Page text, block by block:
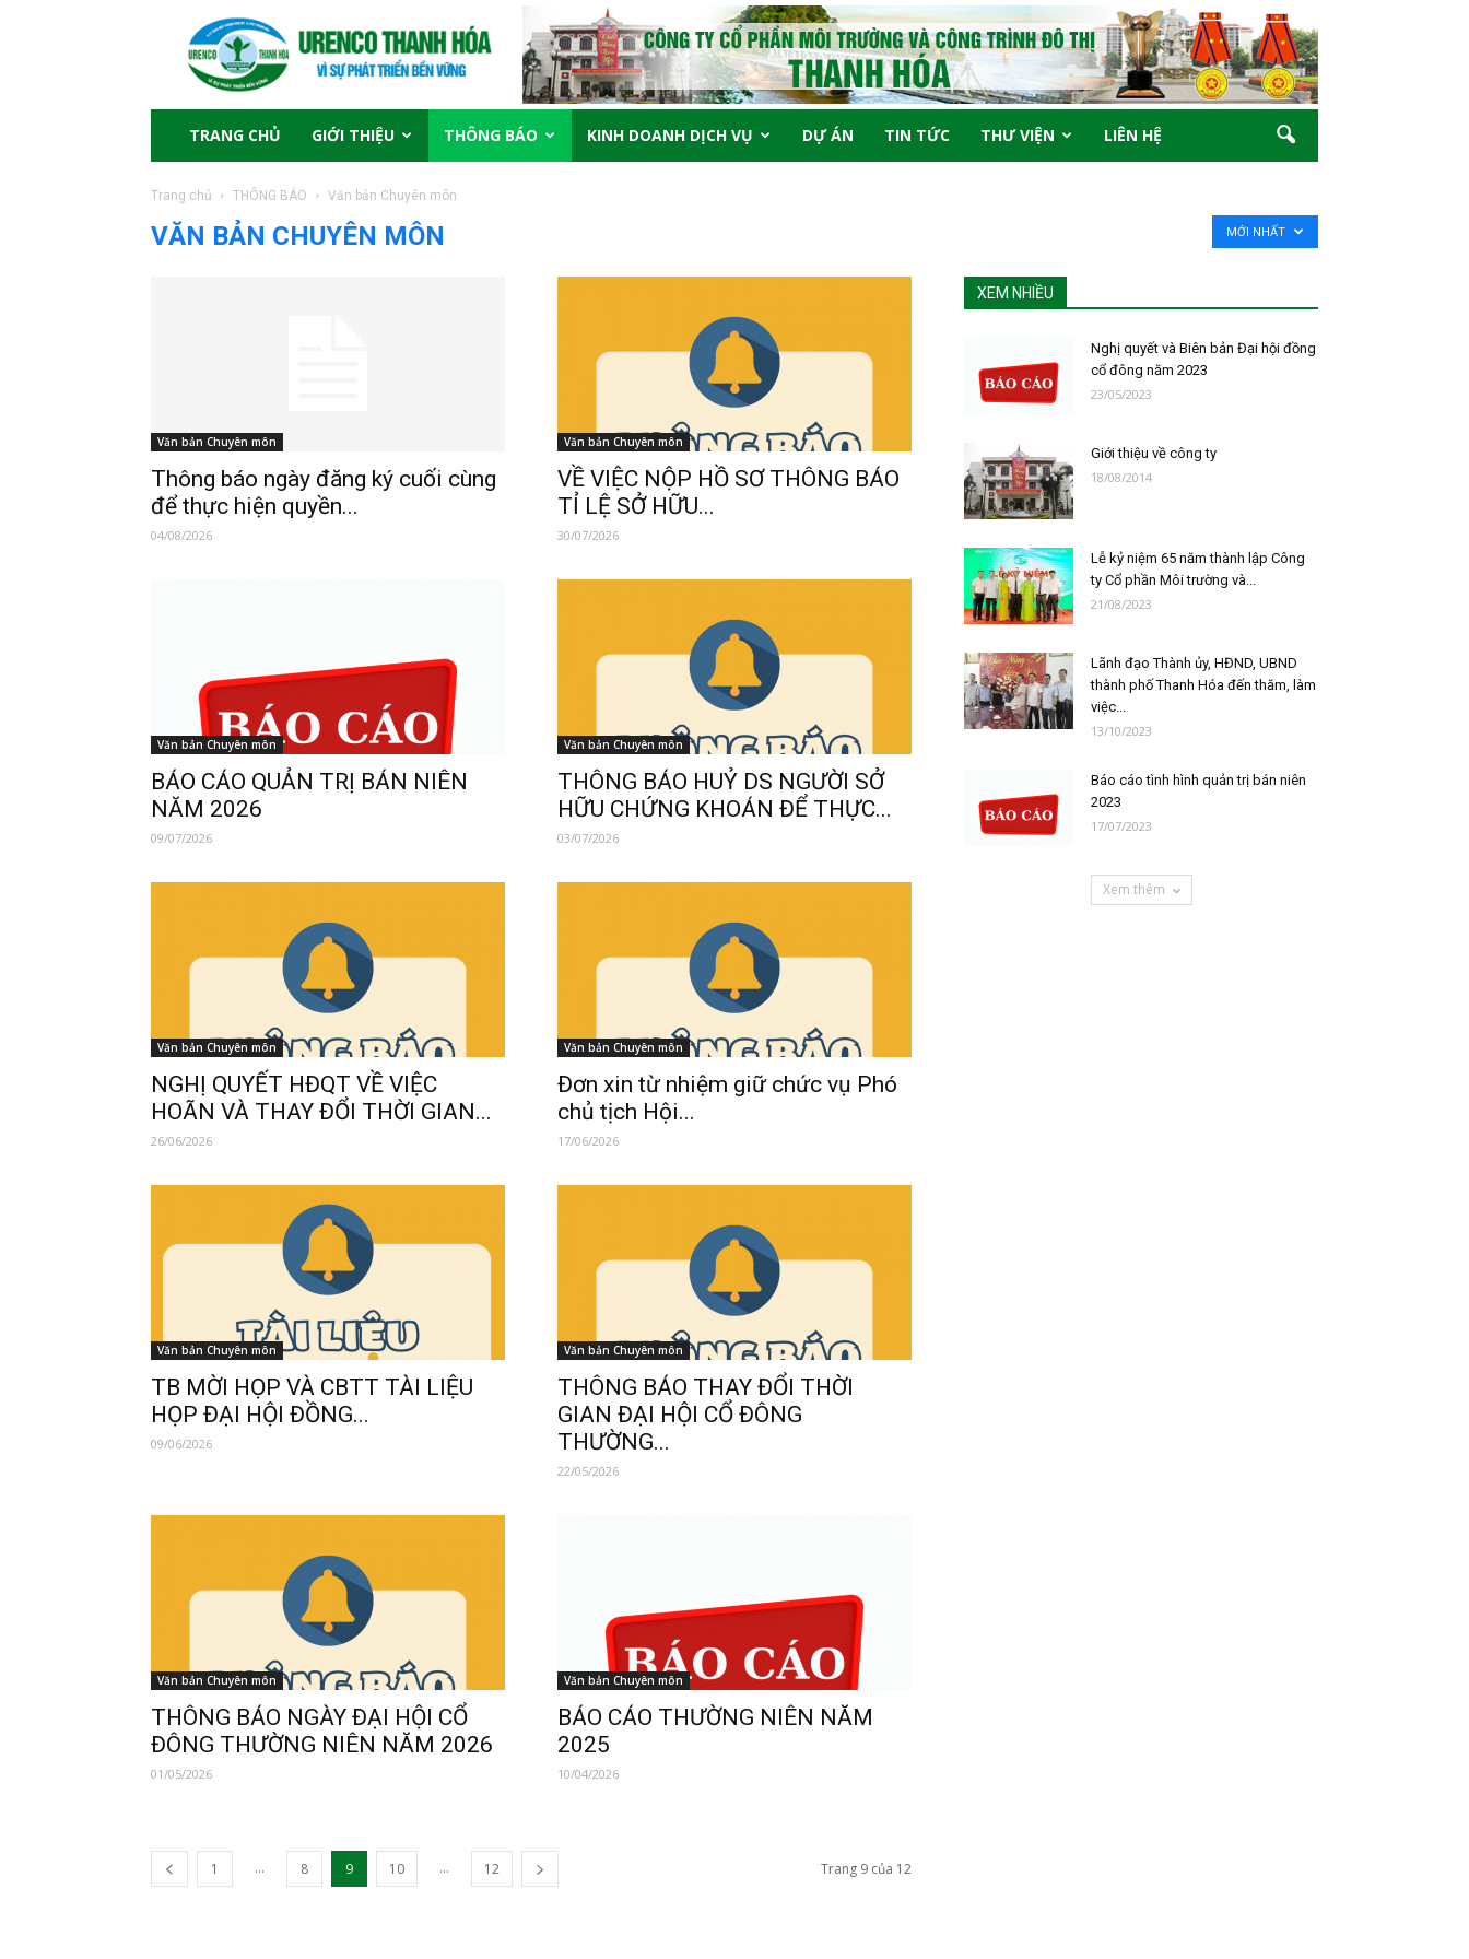
TRANG CHỦ GIỚI THIỆU THÔNG BÁO KINH DOANH DỊCH VỤ DỰ ÁN TIN TỨC THƯ VIỆN LIÊN HỆ
Trang chủ THÔNG BÁO Văn bản Chuyên môn
VĂN BẢN CHUYÊN MÔN MỚI NHẤT
Văn bản Chuyên môn
Thông báo ngày đăng ký cuối cùng
để thực hiện quyền...
04/08/2026
Văn bản Chuyên môn
VỀ VIỆC NỘP HỒ SƠ THÔNG BÁO
TỈ LỆ SỞ HỮU...
30/07/2026
Văn bản Chuyên môn
BÁO CÁO QUẢN TRỊ BÁN NIÊN
NĂM 2026
09/07/2026
Văn bản Chuyên môn
THÔNG BÁO HUỶ DS NGƯỜI SỞ
HỮU CHỨNG KHOÁN ĐỂ THỰC...
03/07/2026
Văn bản Chuyên môn
NGHỊ QUYẾT HĐQT VỀ VIỆC
HOÃN VÀ THAY ĐỔI THỜI GIAN...
26/06/2026
Văn bản Chuyên môn
Đơn xin từ nhiệm giữ chức vụ Phó
chủ tịch Hội...
17/06/2026
Văn bản Chuyên môn
TB MỜI HỌP VÀ CBTT TÀI LIỆU
HỌP ĐẠI HỘI ĐỒNG...
09/06/2026
Văn bản Chuyên môn
THÔNG BÁO THAY ĐỔI THỜI
GIAN ĐẠI HỘI CỔ ĐÔNG
THƯỜNG...
22/05/2026
Văn bản Chuyên môn
THÔNG BÁO NGÀY ĐẠI HỘI CỔ
ĐÔNG THƯỜNG NIÊN NĂM 2026
01/05/2026
Văn bản Chuyên môn
BÁO CÁO THƯỜNG NIÊN NĂM
2025
10/04/2026
1 ... 8 9 10 ... 12 Trang 9 của 12
XEM NHIỀU
Nghị quyết và Biên bản Đại hội đồng
cổ đông năm 2023
23/05/2023
Giới thiệu về công ty
18/08/2014
Lễ kỷ niệm 65 năm thành lập Công
ty Cổ phần Môi trường và...
21/08/2023
Lãnh đạo Thành ủy, HĐND, UBND
thành phố Thanh Hóa đến thăm, làm
việc...
13/10/2023
Báo cáo tình hình quản trị bán niên
2023
17/07/2023
Xem thêm